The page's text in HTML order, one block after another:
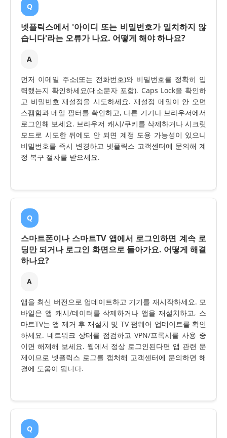
Q
넷플릭스에서 '아이디 또는 비밀번호가 일치하지 않
습니다'라는 오류가 나요. 어떻게 해야 하나요?
A
먼저 이메일 주소(또는 전화번호)와 비밀번호를 정확히 입
력했는지 확인하세요(대소문자 포함). Caps Lock을 확인하
고 비밀번호 재설정을 시도하세요. 재설정 메일이 안 오면
스팸함과 메일 필터를 확인하고, 다른 기기나 브라우저에서
로그인해 보세요. 브라우저 캐시/쿠키를 삭제하거나 시크릿
모드로 시도한 뒤에도 안 되면 계정 도용 가능성이 있으니
비밀번호를 즉시 변경하고 넷플릭스 고객센터에 문의해 계
정 복구 절차를 받으세요.
Q
스마트폰이나 스마트TV 앱에서 로그인하면 계속 로
딩만 되거나 로그인 화면으로 돌아가요. 어떻게 해결
하나요?
A
앱을 최신 버전으로 업데이트하고 기기를 재시작하세요. 모
바일은 앱 캐시/데이터를 삭제하거나 앱을 재설치하고, 스
마트TV는 앱 제거 후 재설치 및 TV 펌웨어 업데이트를 확인
하세요. 네트워크 상태를 점검하고 VPN/프록시를 사용 중
이면 해제해 보세요. 웹에서 정상 로그인된다면 앱 관련 문
제이므로 넷플릭스 로그를 캡처해 고객센터에 문의하면 해
결에 도움이 됩니다.
Q